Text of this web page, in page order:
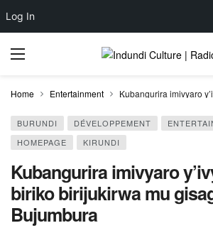
Log In
Home Entertainment Kubangurira imivyaro
BURUNDI DÉVELOPPEMENT
HOMEPAGE
KIRUNDI
Kubangurira imivyaro
biriko birijukirwa mu
Bujumbura